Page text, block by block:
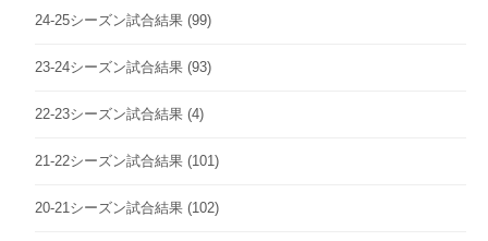
24-25シーズン試合結果 (99)
23-24シーズン試合結果 (93)
22-23シーズン試合結果 (4)
21-22シーズン試合結果 (101)
20-21シーズン試合結果 (102)